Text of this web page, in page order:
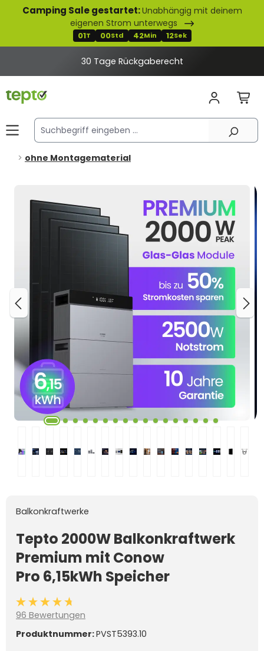
springen
Camping Sale gestartet:Unabhängig mit deinem
eigenen Strom unterwegs
01T 00Std 42Min 11Sek
30 Tage Rückgaberecht
ohne Montagematerial
Balkonkraftwerke
Tepto 2000W Balkonkraftwerk
Premium mit Conow
Pro 6,15kWh Speicher
Durchschnittliche Bewertung von 4.6 von 5 Sternen
96 Bewertungen
Produktnummer:PVST5393.10